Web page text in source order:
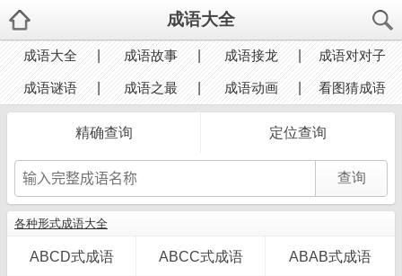
成语大全
成语大全 成语故事 成语接龙 成语对对子
成语谜语 成语之最 成语动画 看图猜成语
精确查询 定位查询
各种形式成语大全
ABCD式成语 ABCC式成语 ABAB式成语